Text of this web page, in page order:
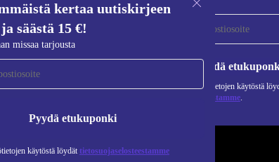
kertaa uutiskirjeen
säästä 15 €!
missaa tarjousta
Pyydä etukuponki
käytöstä löydät tietosuojaselosteestamme
uutiskirjeen
€!
Pyydä
Lisätietoja henkilötietojen käytöstä
tietosuojaselosteestamme.
NEW.